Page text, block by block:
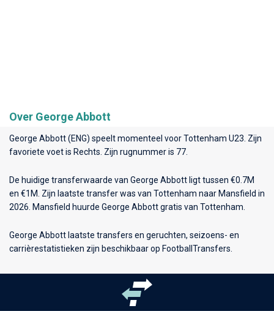
Over George Abbott
George Abbott (ENG) speelt momenteel voorTottenham U23 . Zijn
favoriete voet is Rechts. Zijn rugnummer is 77.
De huidige transferwaarde van George Abbott ligt tussen €0.7M
en €1M. Zijn laatste transfer was van Tottenham naar Mansfield in
2026. Mansfield huurde George Abbott gratis van Tottenham.
George Abbott laatste transfers en geruchten, seizoens- en
carrièrestatistieken zijn beschikbaar op FootballTransfers.